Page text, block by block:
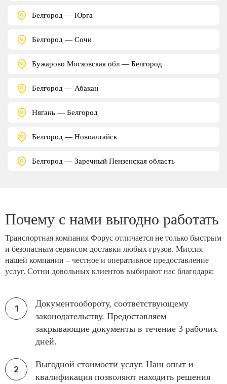
Белгород — Юрга
Белгород — Сочи
Бужарово Московская обл — Белгород
Белгород — Абакан
Нягань — Белгород
Белгород — Новоалтайск
Белгород — Заречный Пензенская область
Почему с нами выгодно работать
Транспортная компания Форус отличается не только быстрым
и безопасным сервисом доставки любых грузов. Миссия
нашей компании – честное и оперативное предоставление
услуг. Сотни довольных клиентов выбирают нас благодаря:
Документообороту, соответствующему
законодательству. Предоставляем
закрывающие документы в течение 3 рабочих
дней.
Выгодной стоимости услуг. Наш опыт и
квалификация позволяют находить решения